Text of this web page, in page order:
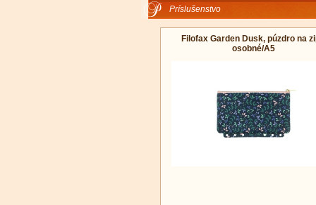
Príslušenstvo
Filofax Garden Dusk, púzdro na
osobné/A5